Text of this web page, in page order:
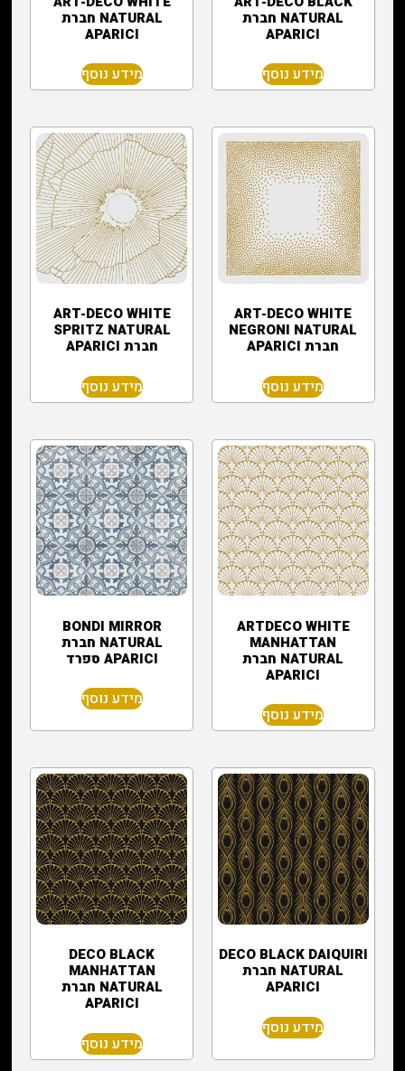
NATURAL חברת
APARICI
מידע נוסף
NATURAL חברת
APARICI
מידע נוסף
‏ART-DECO WHITE
NEGRONI NATURAL
חברת APARICI
מידע נוסף
‏ART-DECO WHITE
SPRITZ NATURAL
חברת APARICI
מידע נוסף
‏ARTDECO WHITE
MANHATTAN
NATURAL חברת
APARICI
מידע נוסף
BONDI MIRROR
NATURAL חברת
APARICI ספרד
מידע נוסף
‏DECO BLACK DAIQUIRI
NATURAL חברת
APARICI
מידע נוסף
‏DECO BLACK
MANHATTAN
NATURAL חברת
APARICI
מידע נוסף